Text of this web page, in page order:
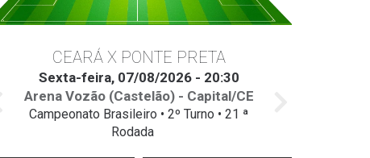
CEARÁ X PONTE PRETA
Sexta-feira, 07/08/2026 - 20:30
Arena Vozão (Castelão) - Capital/CE
Campeonato Brasileiro • 2º Turno • 21 ª
Rodada